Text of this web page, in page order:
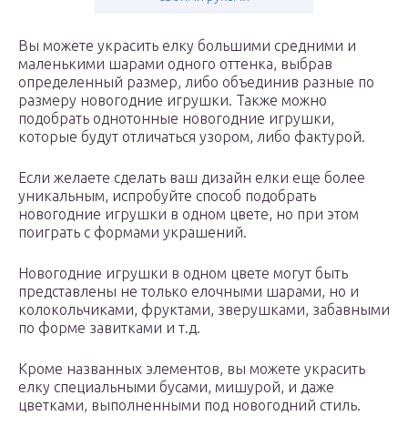
Вы можете украсить елку большими средними и
маленькими шарами одного оттенка, выбрав
определенный размер, либо объединив разные по
размеру новогодние игрушки. Также можно
подобрать однотонные новогодние игрушки,
которые будут отличаться узором, либо фактурой.
Если желаете сделать ваш дизайн елки еще более
уникальным, испробуйте способ подобрать
новогодние игрушки в одном цвете, но при этом
поиграть с формами украшений.
Новогодние игрушки в одном цвете могут быть
представлены не только елочными шарами, но и
колокольчиками, фруктами, зверушками, забавными
по форме завитками и т.д.
Кроме названных элементов, вы можете украсить
елку специальными бусами, мишурой, и даже
цветками, выполненными под новогодний стиль.